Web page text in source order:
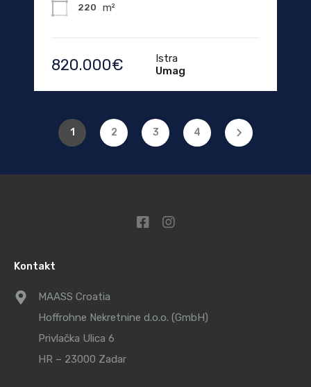
220 m²
820.000€
Istra
Umag
1 2 3 4
Kontakt
MAASS Croatia
Hoffrohne Nekretnine d.o.o. (GmbH)
Privlačka Ulica 6
HR – 23000 Zadar